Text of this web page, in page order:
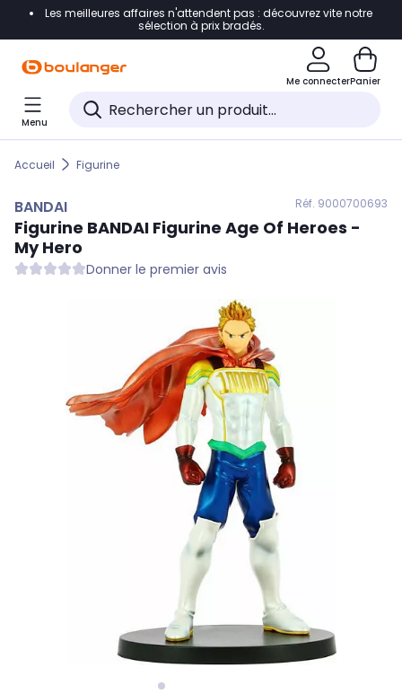
Accéder directement à la navigation
Accéder directement au pied de page
Accéder directement au chatbot
Les meilleures affaires n'attendent pas : découvrez vite notre
sélection à prix bradés.
Me connecterPanier
Menu
Accueil Figurine
BANDAI Réf. 9000700693
Figurine BANDAI Figurine Age Of Heroes -
My Hero
Donner le premier avis